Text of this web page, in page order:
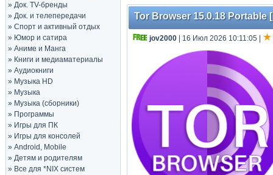
» Док. TV-бренды
» Док. и телепередачи
» Спорт и активный отдых
» Юмор и сатира
» Аниме и Манга
» Книги и медиаматериалы
» Аудиокниги
» Музыка HD
» Музыка
» Музыка (сборники)
» Программы
» Игры для ПК
» Игры для консолей
» Android, Mobile
» Детям и родителям
» Все для *NIX систем
Tor Browser 15.0.18 Portable
jov2000 | 16 Июл 2026 10:11:05